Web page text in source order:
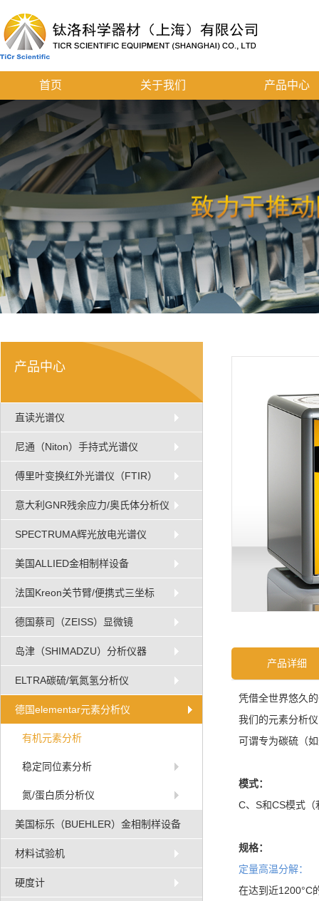
首页 关于我们 产品中心
产品中心
直读光谱仪
尼通（Niton）手持式光谱仪
傅里叶变换红外光谱仪（FTIR）
意大利GNR残余应力/奥氏体分析仪
SPECTRUMA辉光放电光谱仪
美国ALLIED金相制样设备
法国Kreon关节臂/便携式三坐标
德国蔡司（ZEISS）显微镜
岛津（SHIMADZU）分析仪器
ELTRA碳硫/氧氮氢分析仪
德国elementar元素分析仪
有机元素分析
稳定同位素分析
氮/蛋白质分析仪
美国标乐（BUEHLER）金相制样设备
材料试验机
硬度计
产品详细
凭借全世界悠久
我们的元素分析
可谓专为碳硫（
模式：
C、S和CS模式
规格：
定量高温分解：
在达到近1200°C